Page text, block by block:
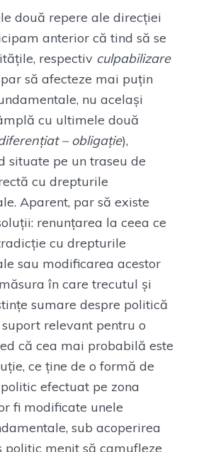
două repere ale direcției
anterior că tind să se
respectiv culpabilizare
să afecteze mai puțin
nu același
cu ultimele două
– obligație),
situate pe un traseu de
cu drepturile
Aparent, par să existe
renunțarea la ceea ce
cu drepturile
sau modificarea acestor
în care trecutul și
sumare despre politică
relevant pentru o
că cea mai probabilă este
ce ține de o formă de
efectuat pe zona
fi modificate unele
sub acoperirea
politic menit să camufleze